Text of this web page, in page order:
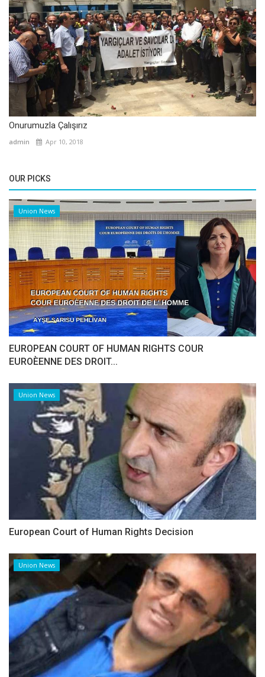
Onurumuzla Çalışırız
admin Apr 10, 2018
OUR PICKS
Union News
EUROPEAN COURT OF HUMAN RIGHTS COUR
EUROÈENNE DES DROIT...
Union News
European Court of Human Rights Decision
Union News